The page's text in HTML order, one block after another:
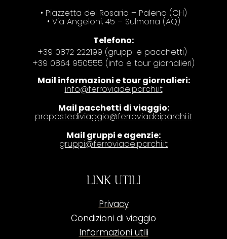
• Piazzetta del Rosario – Palena (CH)
• Via Angeloni, 45 – Sulmona (AQ)
Telefono:
+39 0872 222199 (gruppi e pacchetti)
+39 0864 950555 (info e tour giornalieri)
Mail informazioni e tour giornalieri:
info@ferroviadeiparchi.it
Mail pacchetti di viaggio:
propostediviaggio@ferroviadeiparchi.it
Mail gruppi e agenzie:
gruppi@ferroviadeiparchi.it
LINK UTILI
Privacy
Condizioni di viaggio
Informazioni utili